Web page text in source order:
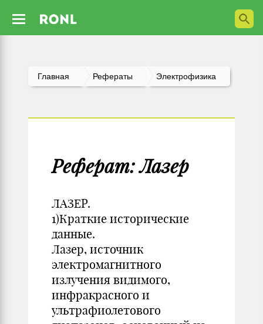
Главная Рефераты Электрофизика
Реферат: Лазер
ЛАЗЕР.
1)Краткие исторические
данные.
Лазер, источник
электромагнитного
излучения видимого,
инфракрасного и
ультрафиолетового